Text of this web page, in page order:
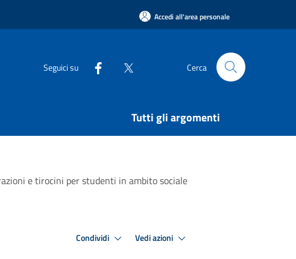
Accedi all'area personale
Seguici su Cerca
Tutti gli argomenti
e tirocini per studenti in ambito sociale
Condividi Vedi azioni